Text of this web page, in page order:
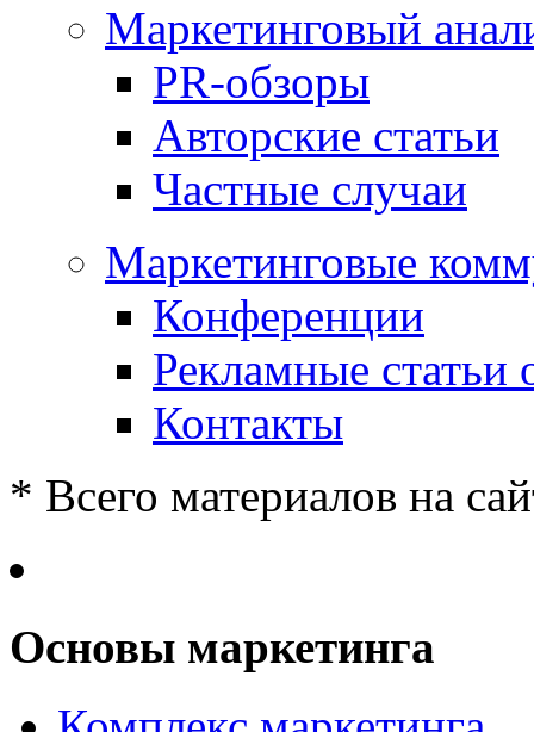
Маркетинговый
PR-обзоры
Авторские статьи
Частные случаи
Маркетинговые
Конференции
Рекламные статьи
Контакты
* Всего материалов на
Основы маркетинга